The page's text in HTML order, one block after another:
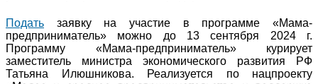
Подать заявку на участие в программе «Мама-
предприниматель» можно до 13 сентября 2024 г.
Программу «Мама-предприниматель» курирует
заместитель министра экономического развития РФ
Татьяна Илюшникова. Реализуется по нацпроекту